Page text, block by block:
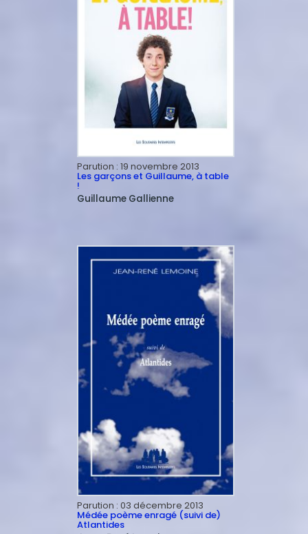
Parution : 19 novembre 2013
Les garçons et Guillaume, à table
!
Guillaume Gallienne
Parution : 03 décembre 2013
Médée poème enragé (suivi de)
Atlantides